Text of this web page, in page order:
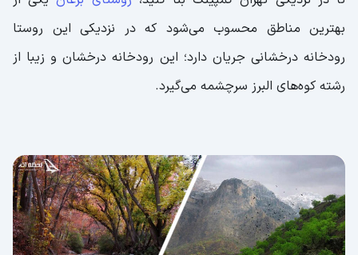
بهترین مناطق محسوب می‌شود که در نزدیکی این روستا
رودخانه درخشانی جریان دارد؛ این رودخانه درخشان و زیبا از
رشته کوه‌های البرز سرچشمه می‌گیرد.